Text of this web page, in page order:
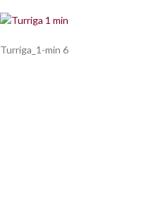
Turriga_1-min 6